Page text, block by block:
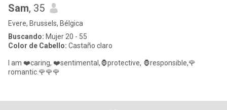
Sam, 35
Evere, Brussels, Bélgica
Buscando: Mujer 20 - 55
Color de Cabello: Castaño claro
I am ❤️caring, ❤️sentimental,🦍protective, 🦍responsible,🌹
romantic.🌹🌹🌹